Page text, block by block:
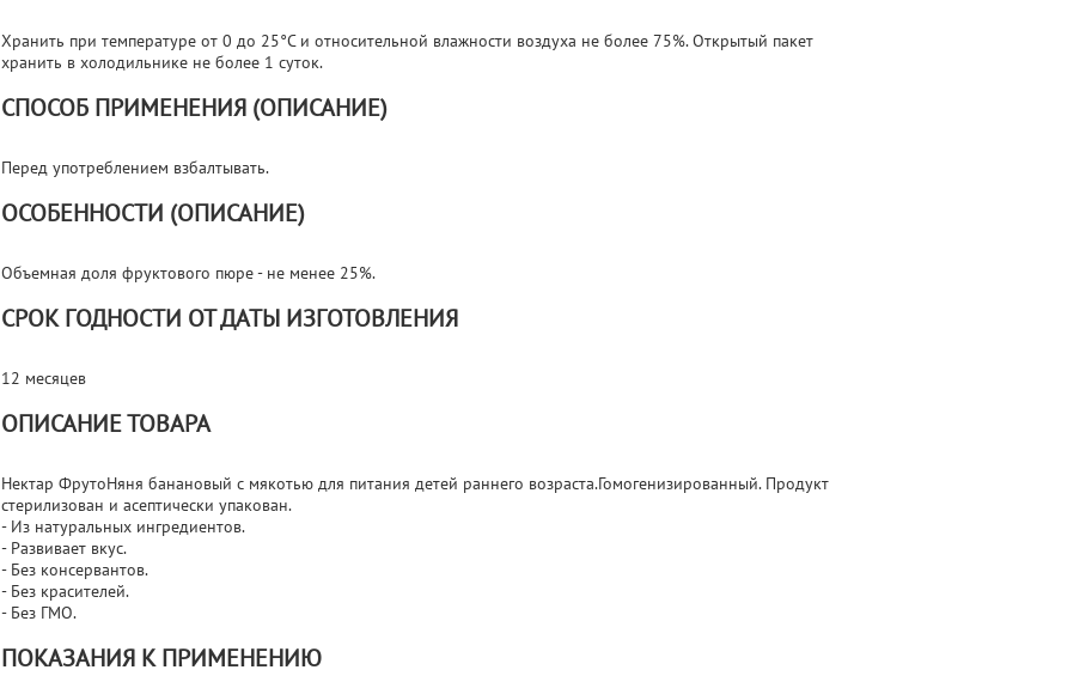
Хранить при температуре от 0 до 25°С и относительной влажности воздуха не более 75%. Открытый пакет
хранить в холодильнике не более 1 суток.
СПОСОБ ПРИМЕНЕНИЯ (ОПИСАНИЕ)
Перед употреблением взбалтывать.
ОСОБЕННОСТИ (ОПИСАНИЕ)
Объемная доля фруктового пюре - не менее 25%.
СРОК ГОДНОСТИ ОТ ДАТЫ ИЗГОТОВЛЕНИЯ
12 месяцев
ОПИСАНИЕ ТОВАРА
Нектар ФрутоНяня банановый с мякотью для питания детей раннего возраста.Гомогенизированный. Продукт
стерилизован и асептически упакован.
- Из натуральных ингредиентов.
- Развивает вкус.
- Без консервантов.
- Без красителей.
- Без ГМО.
ПОКАЗАНИЯ К ПРИМЕНЕНИЮ